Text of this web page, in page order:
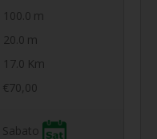
100.0 m
20.0 m
17.0 Km
€70,00
Sabato